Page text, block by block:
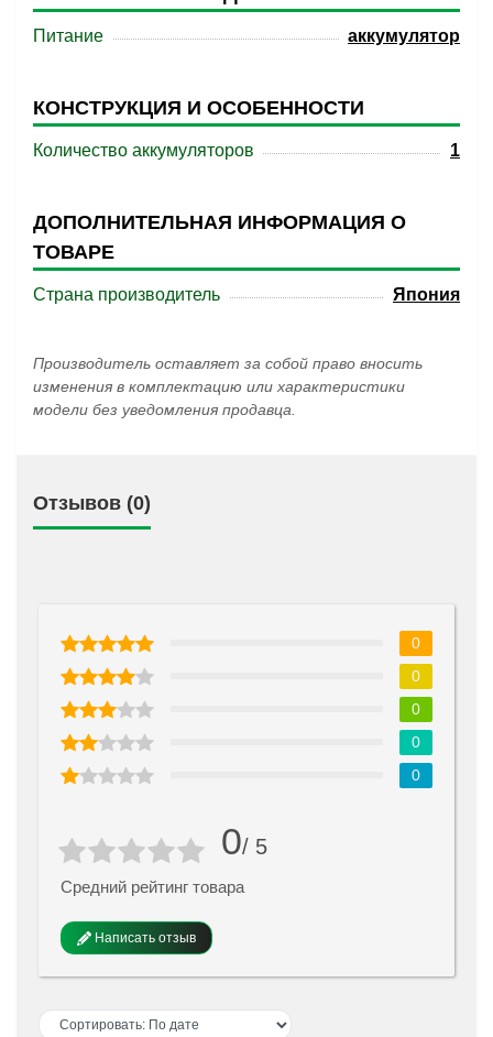
Питание аккумулятор
КОНСТРУКЦИЯ И ОСОБЕННОСТИ
Количество аккумуляторов 1
ДОПОЛНИТЕЛЬНАЯ ИНФОРМАЦИЯ О
ТОВАРЕ
Страна производитель Япония
Производитель оставляет за собой право вносить
изменения в комплектацию или характеристики
модели без уведомления продавца.
Отзывов (0)
0/ 5
Средний рейтинг товара
Написать отзыв
0
0
0
0
0